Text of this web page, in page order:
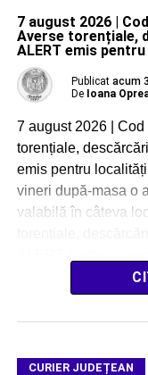
7 august 2026 |
Averse torențiale,
ALERT emis
Publicat acum
De Ioana
7 august 2026 |
torențiale,
emis pentru
vineri după-masa o
valabilă în câteva
CURIER JUDEȚEAN